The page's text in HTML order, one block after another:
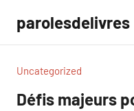
contenu
parolesdelivres
Uncategorized
Défis majeurs